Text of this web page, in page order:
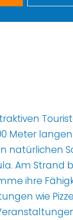
Meter
natürlichen
Am Strand
ihre
wie